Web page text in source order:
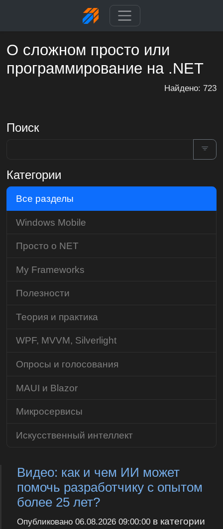
О сложном просто или
программирование на .NET
Найдено: 723
Видео: как и чем ИИ может
помочь разработчику с опытом
более 25 лет?
Опубликовано 06.08.2026 09:00:00в категории
Поиск
Категории
Все разделы
Windows Mobile
Просто о NET
My Frameworks
Полезности
Теория и практика
WPF, MVVM, Silverlight
Опросы и голосования
MAUI и Blazor
Микросервисы
Искусственный интеллект